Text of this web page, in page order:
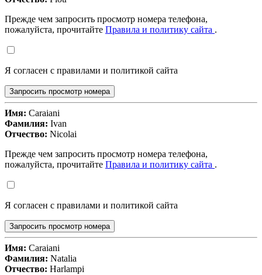
Прежде чем запросить просмотр номера телефона,
пожалуйста, прочитайте Правила и политику сайта .
Я согласен с правилами и политикой сайта
Запросить просмотр номера
Имя: Caraiani
Фамилия: Ivan
Отчество: Nicolai
Прежде чем запросить просмотр номера телефона,
пожалуйста, прочитайте Правила и политику сайта .
Я согласен с правилами и политикой сайта
Запросить просмотр номера
Имя: Caraiani
Фамилия: Natalia
Отчество: Harlampi